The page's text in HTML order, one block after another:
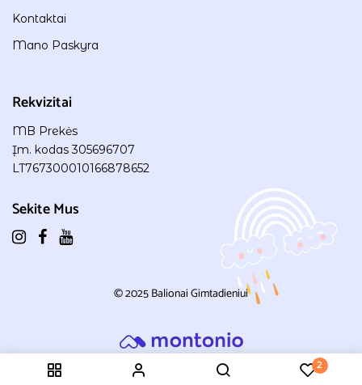
2
Kontaktai
Mano Paskyra
Rekvizitai
MB Prekės
Įm. kodas 305696707
LT767300010166878652
Sekite Mus
© 2025Balionai Gimtadieniui